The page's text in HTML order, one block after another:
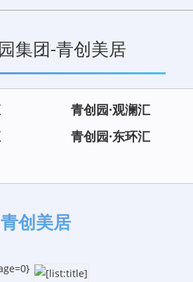
集团-青创美居
青创园·观澜汇
青创园·东环汇
青创美居